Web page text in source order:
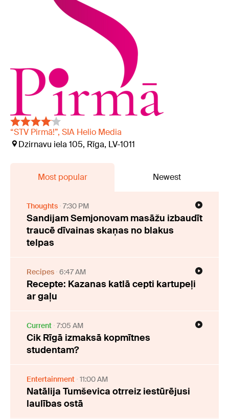
“STV Pirmā!”, SIA Helio Media
Dzirnavu iela 105, Rīga, LV-1011
Most popular Newest
Thoughts 7:30 PM
Sandijam Semjonovam masāžu izbaudīt
traucē dīvainas skaņas no blakus
telpas
Recipes 6:47 AM
Recepte: Kazanas katlā cepti kartupeļi
ar gaļu
Current 7:05 AM
Cik Rīgā izmaksā kopmītnes
studentam?
Entertainment 11:00 AM
Natālija Tumševica otrreiz iestūrējusi
laulības ostā